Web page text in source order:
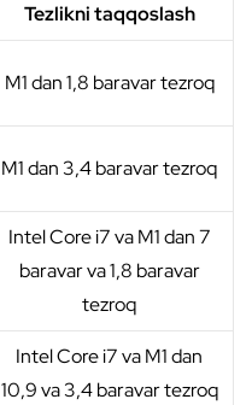
Tezlikni taqqoslash
M1 dan 1,8 baravar tezroq
M1 dan 3,4 baravar tezroq
Intel Core i7 va M1 dan 7
baravar va 1,8 baravar
tezroq
Intel Core i7 va M1 dan
10,9 va 3,4 baravar tezroq